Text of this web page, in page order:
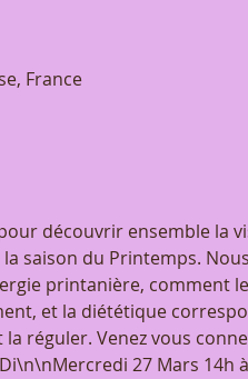
France
découvrir ensemble la
saison du Printemps.
printanière, comment
et la diététique
réguler. Venez vous
27 Mars 14h